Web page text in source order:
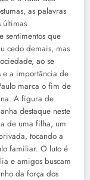
as palavras
últimas
sentimentos que
cedo demais, mas
ao se
e a importância de
marca o fim de
A figura de
destaque neste
de uma filha, um
tocando a
familiar. O luto é
e amigos buscam
da força dos